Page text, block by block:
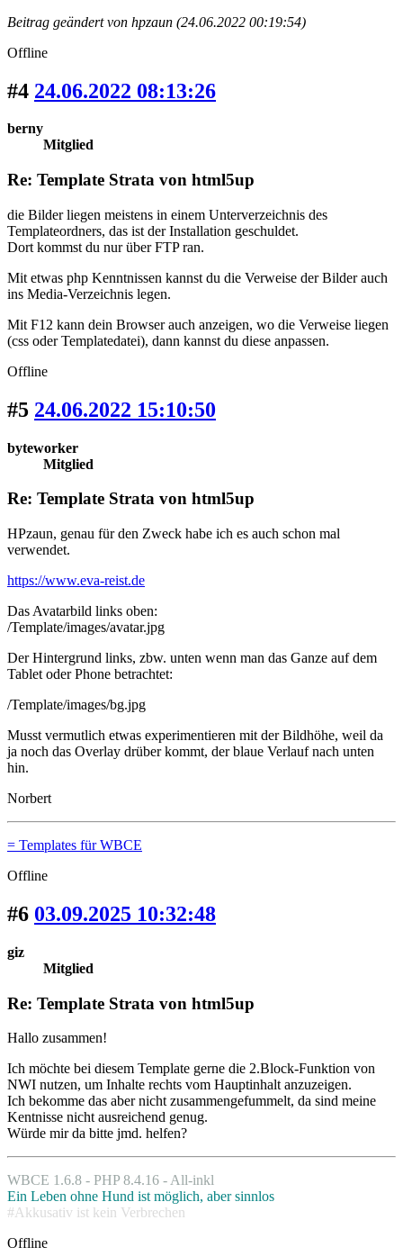
Beitrag geändert von hpzaun (24.06.2022 00:19:54)
Offline
#4 24.06.2022 08:13:26
berny
Mitglied
Re: Template Strata von html5up
die Bilder liegen meistens in einem Unterverzeichnis des
Templateordners, das ist der Installation geschuldet.
Dort kommst du nur über FTP ran.
Mit etwas php Kenntnissen kannst du die Verweise der Bilder auch
ins Media-Verzeichnis legen.
Mit F12 kann dein Browser auch anzeigen, wo die Verweise liegen
(css oder Templatedatei), dann kannst du diese anpassen.
Offline
#5 24.06.2022 15:10:50
byteworker
Mitglied
Re: Template Strata von html5up
HPzaun, genau für den Zweck habe ich es auch schon mal
verwendet.
https://www.eva-reist.de
Das Avatarbild links oben:
/Template/images/avatar.jpg
Der Hintergrund links, zbw. unten wenn man das Ganze auf dem
Tablet oder Phone betrachtet:
/Template/images/bg.jpg
Musst vermutlich etwas experimentieren mit der Bildhöhe, weil da
ja noch das Overlay drüber kommt, der blaue Verlauf nach unten
hin.
Norbert
= Templates für WBCE
Offline
#6 03.09.2025 10:32:48
giz
Mitglied
Re: Template Strata von html5up
Hallo zusammen!
Ich möchte bei diesem Template gerne die 2.Block-Funktion von
NWI nutzen, um Inhalte rechts vom Hauptinhalt anzuzeigen.
Ich bekomme das aber nicht zusammengefummelt, da sind meine
Kentnisse nicht ausreichend genug.
Würde mir da bitte jmd. helfen?
WBCE 1.6.8 - PHP 8.4.16 - All-inkl
Ein Leben ohne Hund ist möglich, aber sinnlos
#Akkusativ ist kein Verbrechen
Offline